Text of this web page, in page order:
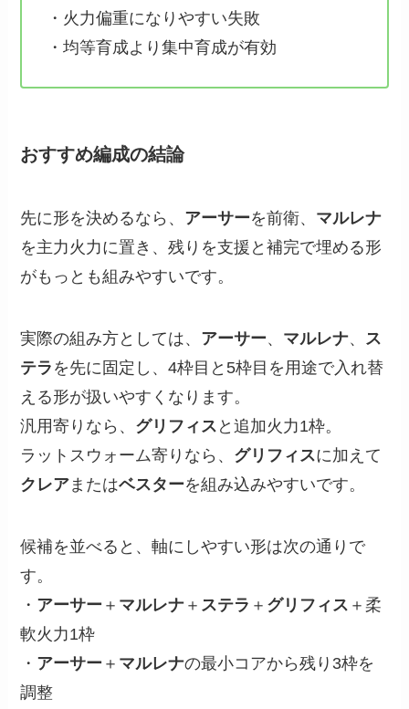
・火力偏重になりやすい失敗
・均等育成より集中育成が有効
おすすめ編成の結論
先に形を決めるなら、 アーサーを前衛、 マルレナ
を主力火力に置き、残りを支援と補完で埋める形
がもっとも組みやすいです。
実際の組み方としては、 アーサー、 マルレナ、 ス
テラ を先に固定し、4枠目と5枠目を用途で入れ替
える形が扱いやすくなります。
汎用寄りなら、 グリフィス と追加火力1枠。
ラットスウォーム寄りなら、 グリフィスに加えて
クレア またはベスターを組み込みやすいです。
候補を並べると、軸にしやすい形は次の通りで
す。
・ アーサー ＋ マルレナ ＋ ステラ ＋ グリフィス ＋柔
軟火力1枠
・ アーサー ＋ マルレナの最小コアから残り3枠を
調整